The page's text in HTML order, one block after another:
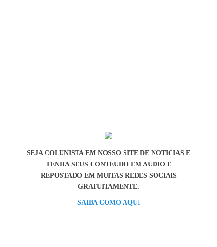
SEJA COLUNISTA EM NOSSO SITE DE NOTICIAS E
TENHA SEUS CONTEUDO EM AUDIO E
REPOSTADO EM MUITAS REDES SOCIAIS
GRATUITAMENTE.
SAIBA COMO AQUI